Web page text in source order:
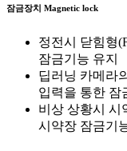
잠금장치 Magnetic lock
정전시 닫힘형
잠금기능 유지
딥러닝 카메라
입력을 통한 잠
비상 상황시 시
시약장 잠금기